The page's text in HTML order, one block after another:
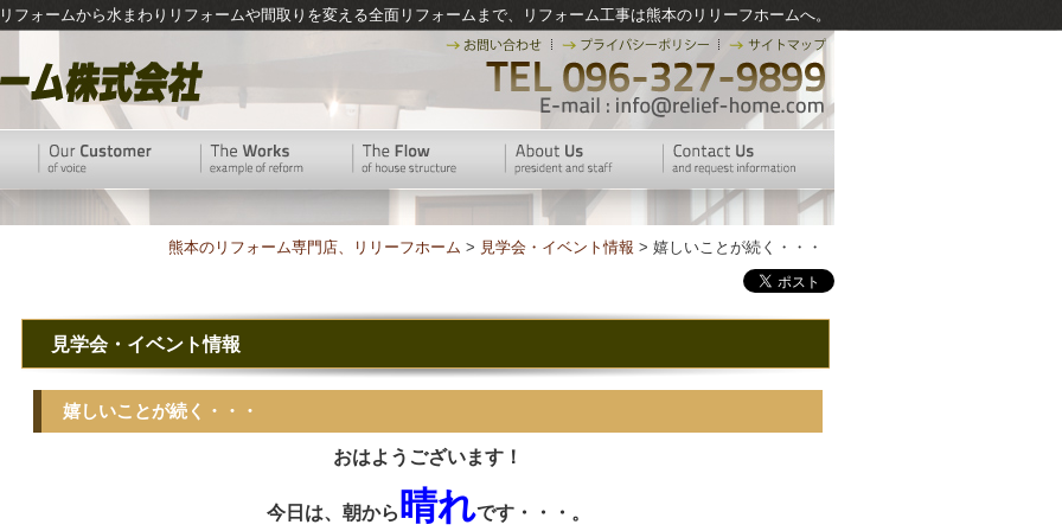
フォームから水まわりリフォームや間取りを変える全面リフォームまで、リフォーム工事は熊本のリリーフホームへ。
熊本のリフォーム専門店、リリーフホーム > 見学会・イベント情報 > 嬉しいことが続く・・・
見学会・イベント情報
嬉しいことが続く・・・
おはようございます！
今日は、朝から 晴れです・・・。